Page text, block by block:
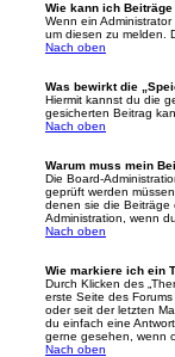
Wie kann ich
Wenn ein
um diesen zu melden.
Nach oben
Was bewirkt die
Hiermit kannst du die
gesicherten Beitrag
Nach oben
Warum muss mein
Die Board-
geprüft werden
denen sie die Beiträge
Administration, wenn
Nach oben
Wie markiere ich ein
Durch Klicken des
erste Seite des
oder seit der letzten
du einfach eine
gerne gesehen, wenn
Nach oben